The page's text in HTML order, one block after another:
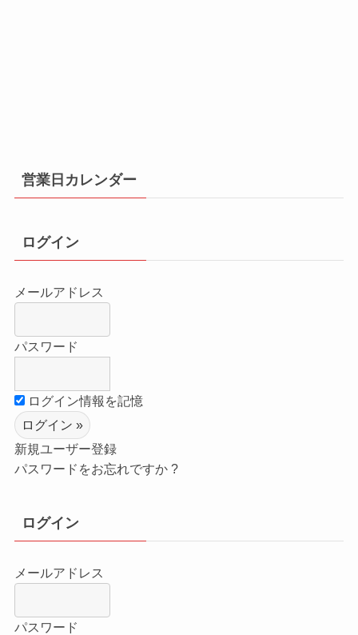
営業日カレンダー
ログイン
メールアドレス
パスワード
ログイン情報を記憶
新規ユーザー登録
パスワードをお忘れですか ?
ログイン
メールアドレス
パスワード